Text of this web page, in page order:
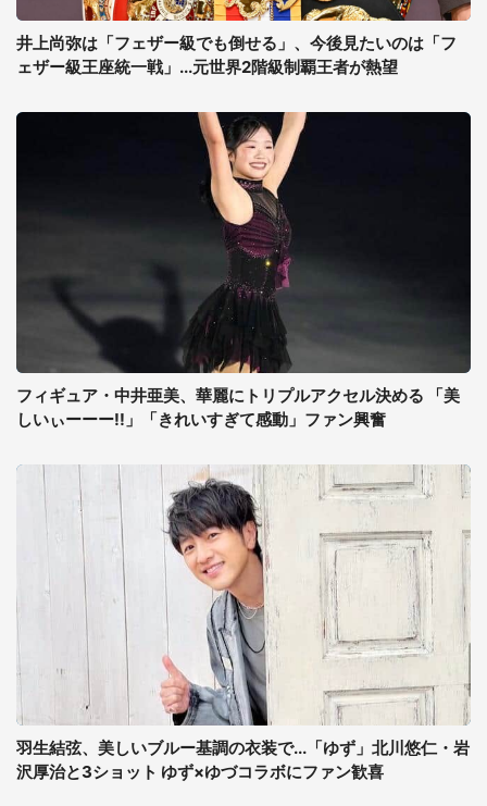
井上尚弥は「フェザー級でも倒せる」、今後見たいのは「フ
ェザー級王座統一戦」...元世界2階級制覇王者が熱望
フィギュア・中井亜美、華麗にトリプルアクセル決める 「美
しいぃーーー!!」「きれいすぎて感動」ファン興奮
羽生結弦、美しいブルー基調の衣装で...「ゆず」北川悠仁・岩
沢厚治と3ショット ゆず×ゆづコラボにファン歓喜